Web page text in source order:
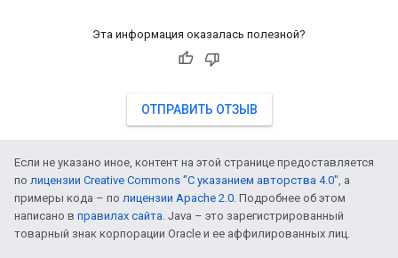
Эта информация оказалась полезной?
ОТПРАВИТЬ ОТЗЫВ
Если не указано иное, контент на этой странице предоставляется
по лицензии Creative Commons "С указанием авторства 4.0", а
примеры кода – по лицензии Apache 2.0. Подробнее об этом
написано в правилах сайта. Java – это зарегистрированный
товарный знак корпорации Oracle и ее аффилированных лиц.